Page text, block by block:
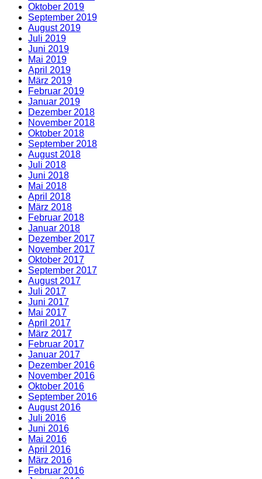
Oktober 2019
September 2019
August 2019
Juli 2019
Juni 2019
Mai 2019
April 2019
März 2019
Februar 2019
Januar 2019
Dezember 2018
November 2018
Oktober 2018
September 2018
August 2018
Juli 2018
Juni 2018
Mai 2018
April 2018
März 2018
Februar 2018
Januar 2018
Dezember 2017
November 2017
Oktober 2017
September 2017
August 2017
Juli 2017
Juni 2017
Mai 2017
April 2017
März 2017
Februar 2017
Januar 2017
Dezember 2016
November 2016
Oktober 2016
September 2016
August 2016
Juli 2016
Juni 2016
Mai 2016
April 2016
März 2016
Februar 2016